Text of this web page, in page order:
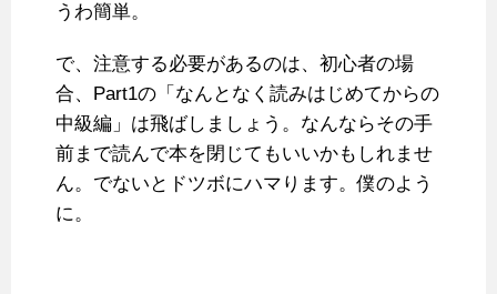
うわ簡単。
で、注意する必要があるのは、初心者の場
合、Part1の「なんとなく読みはじめてからの
中級編」は飛ばしましょう。なんならその手
前まで読んで本を閉じてもいいかもしれませ
ん。でないとドツボにハマります。僕のよう
に。